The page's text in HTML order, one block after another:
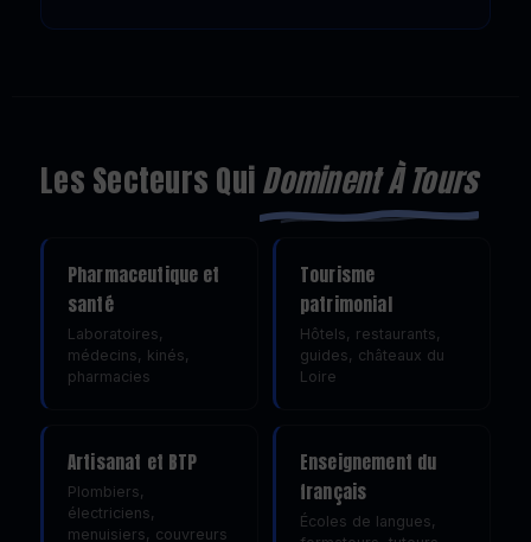
Les Secteurs QuiDominent À Tours
Pharmaceutique et
santé
Laboratoires,
médecins, kinés,
pharmacies
Tourisme
patrimonial
Hôtels, restaurants,
guides, châteaux du
Loire
Artisanat et BTP
Plombiers,
électriciens,
menuisiers, couvreurs
Enseignement du
français
Écoles de langues,